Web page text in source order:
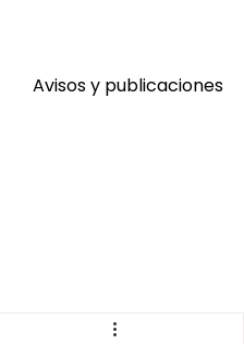
Avisos y publicaciones